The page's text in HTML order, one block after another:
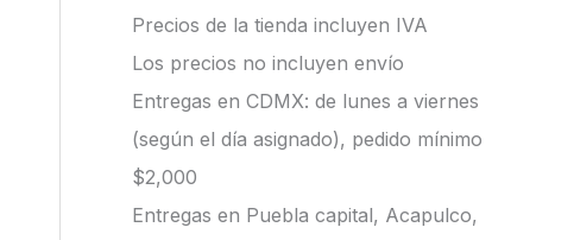
Precios de la tienda incluyen IVA
Los precios no incluyen envío
Entregas en CDMX: de lunes a viernes
(según el día asignado), pedido mínimo
$2,000
Entregas en Puebla capital, Acapulco,